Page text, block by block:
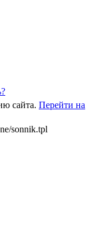
сайта. Перейти на
sonnik.tpl